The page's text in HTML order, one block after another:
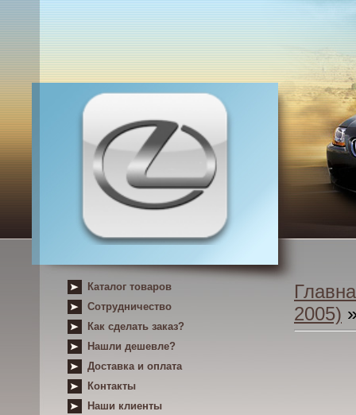
Каталог товаров
Сотрудничество
Как сделать заказ?
Нашли дешевле?
Доставка и оплата
Контакты
Наши клиенты
2005)